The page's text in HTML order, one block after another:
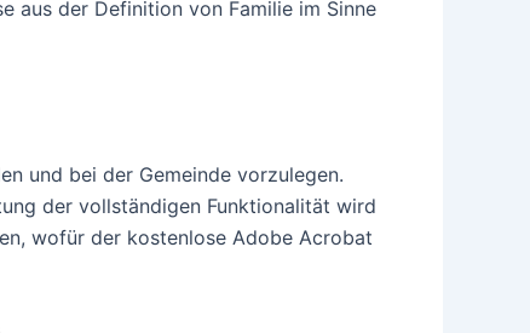
aus der Definition von Familie im Sinne
und bei der Gemeinde vorzulegen.
der vollständigen Funktionalität wird
wofür der kostenlose Adobe Acrobat